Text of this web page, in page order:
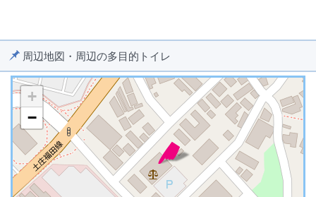
周辺地図・周辺の多目的トイレ
※ マップを検索、表示中です ※
+
−